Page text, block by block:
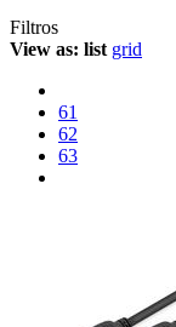
Filtros
View as: list grid
61
62
63